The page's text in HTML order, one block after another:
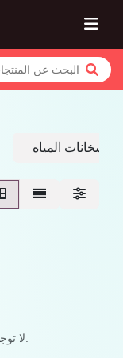
سخانات المياه